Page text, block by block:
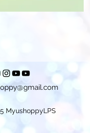
MyushoppyLPS